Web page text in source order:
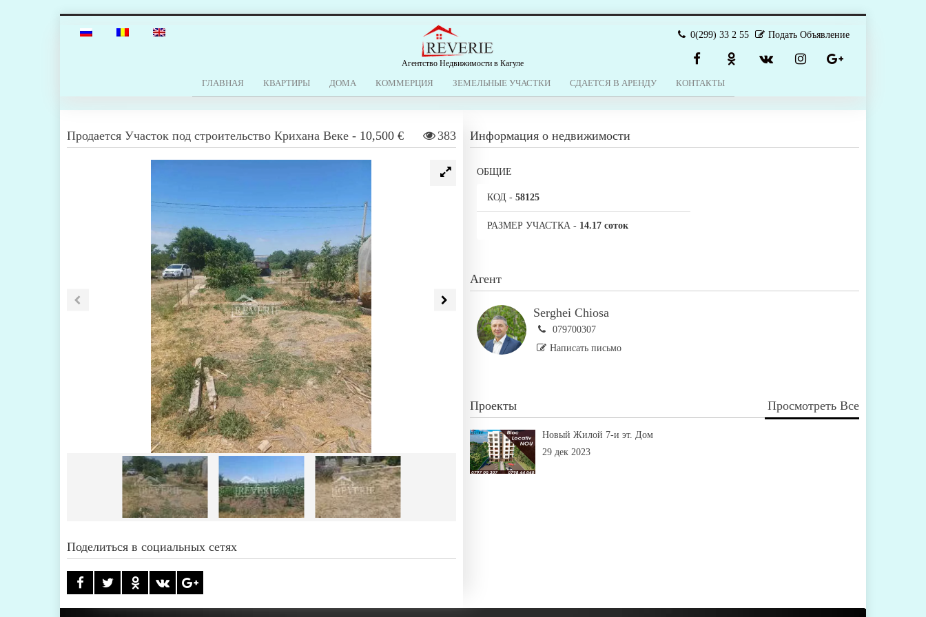
Агентство Недвижимости в Кагуле
0(299) 33 2 55 Подать Объявление
ГЛАВНАЯ КВАРТИРЫ ДОМА КОММЕРЦИЯ ЗЕМЕЛЬНЫЕ УЧАСТКИ СДАЕТСЯ В АРЕНДУ КОНТАКТЫ
Продается Участок под строительство Крихана Веке - 10,500 € 383
Поделиться в социальных сетях
Информация о недвижимости
ОБЩИЕ
КОД - 58125
РАЗМЕР УЧАСТКА - 14.17 соток
Агент
Serghei Chiosa
079700307
Написать письмо
Проекты Просмотреть Все
Новый Жилой 7-и эт. Дом
29 дек 2023